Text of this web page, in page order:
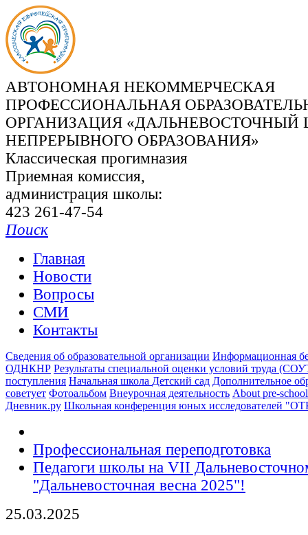
АВТОНОМНАЯ НЕКОММЕРЧЕСКАЯ
ПРОФЕССИОНАЛЬНАЯ
ОРГАНИЗАЦИЯ «ДАЛЬНЕВОСТОЧНЫЙ
НЕПРЕРЫВНОГО ОБРАЗОВАНИЯ»
Классическая прогимназия
Приемная комиссия,
администрация школы:
423 261-47-54
Поиск
Главная
Новости
Вопросы
СМИ
Контакты
Сведения об образовательной организации Информационная
ОДНКНР Результаты специальной оценки условий труда
поступления Начальная школа Детский сад Дополнительное
советует Фотоальбом Внеурочная деятельность About pre-
Дневник.ру Школьная конференция юных исследователей
Профессиональная переподготовка
Педагоги школы на VII
"Дальневосточная весна 2025"!
25.03.2025